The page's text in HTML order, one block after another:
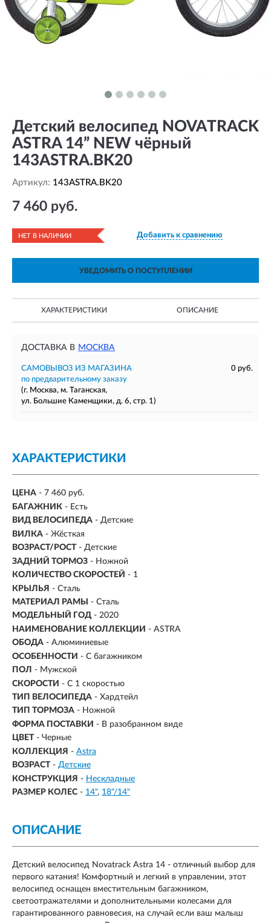
Детский велосипед NOVATRACK
ASTRA 14” NEW чёрный
143ASTRA.BK20
Артикул: 143ASTRA.BK20
7 460 руб.
НЕТ В НАЛИЧИИ Добавить к сравнению
УВЕДОМИТЬ О ПОСТУПЛЕНИИ
ХАРАКТЕРИСТИКИ ОПИСАНИЕ
ДОСТАВКА В МОСКВА
САМОВЫВОЗ ИЗ МАГАЗИНА
0 руб.
по предварительному заказу
(г. Москва, м. Таганская,
ул. Большие Каменщики, д. 6, стр. 1)
ХАРАКТЕРИСТИКИ
ЦЕНА - 7 460 руб.
БАГАЖНИК - Есть
ВИД ВЕЛОСИПЕДА - Детские
ВИЛКА - Жёсткая
ВОЗРАСТ/РОСТ - Детские
ЗАДНИЙ ТОРМОЗ - Ножной
КОЛИЧЕСТВО СКОРОСТЕЙ - 1
КРЫЛЬЯ - Сталь
МАТЕРИАЛ РАМЫ
- Сталь
МОДЕЛЬНЫЙ ГОД - 2020
НАИМЕНОВАНИЕ КОЛЛЕКЦИИ - ASTRA
ОБОДА - Алюминиевые
ОСОБЕННОСТИ - С багажником
ПОЛ - Мужской
СКОРОСТИ - С 1 скоростью
ТИП ВЕЛОСИПЕДА - Хардтейл
ТИП ТОРМОЗА - Ножной
ФОРМА ПОСТАВКИ - В разобранном виде
ЦВЕТ - Черные
КОЛЛЕКЦИЯ - Astra
ВОЗРАСТ - Детские
КОНСТРУКЦИЯ - Нескладные
РАЗМЕР КОЛЕС - 14" 18"/14"
ОПИСАНИЕ
Детский велосипед Novatrack Astra 14 - отличный выбор для
первого катания! Комфортный и легкий в управлении, этот
велосипед оснащен вместительным багажником,
светоотражателями и дополнительными колесами для
гарантированного равновесия, на случай если ваш малыш